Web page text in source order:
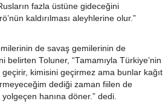
fazla üstüne gideceğini
kaldırılması aleyhlerine olur.”
de savaş gemilerinin de
belirten Toluner, “Tamamıyla Türkiye’nin
geçirir, kimisini geçirmez ama bunlar kağıt
dediği zaman fiilen de
hanına döner.” dedi.